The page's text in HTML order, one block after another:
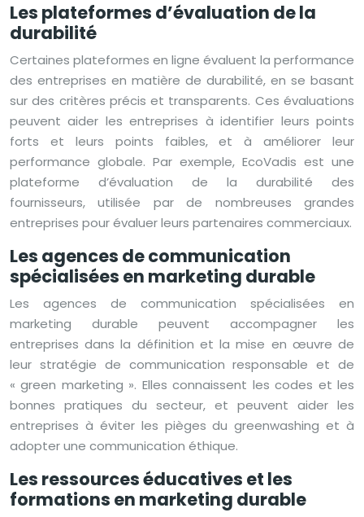
Les plateformes d’évaluation de la
durabilité
Certaines plateformes en ligne évaluent la performance
des entreprises en matière de durabilité, en se basant
sur des critères précis et transparents. Ces évaluations
peuvent aider les entreprises à identifier leurs points
forts et leurs points faibles, et à améliorer leur
performance globale. Par exemple, EcoVadis est une
plateforme d’évaluation de la durabilité des
fournisseurs, utilisée par de nombreuses grandes
entreprises pour évaluer leurs partenaires commerciaux.
Les agences de communication
spécialisées en marketing durable
Les agences de communication spécialisées en
marketing durable peuvent accompagner les
entreprises dans la définition et la mise en œuvre de
leur stratégie de communication responsable et de
« green marketing ». Elles connaissent les codes et les
bonnes pratiques du secteur, et peuvent aider les
entreprises à éviter les pièges du greenwashing et à
adopter une communication éthique.
Les ressources éducatives et les
formations en marketing durable